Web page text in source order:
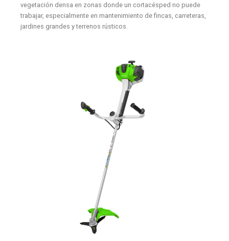
vegetación densa en zonas donde un cortacésped no puede
trabajar, especialmente en mantenimiento de fincas, carreteras,
jardines grandes y terrenos rústicos.